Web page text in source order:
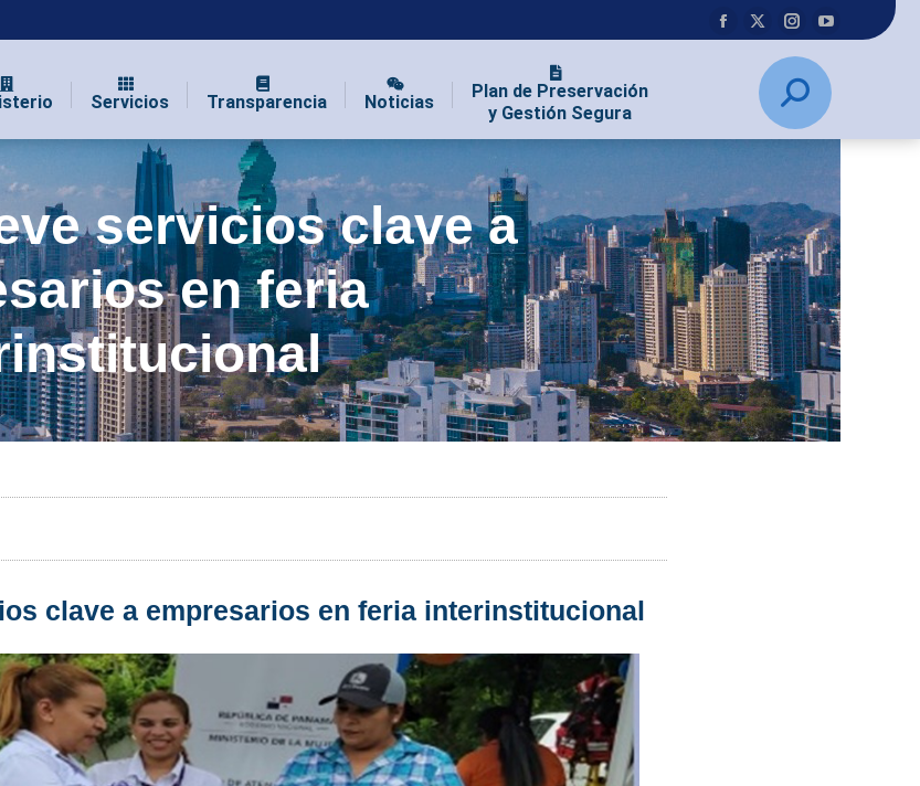
Servicios Transparencia Noticias
Plan de Preservación
y Gestión Segura
servicios clave a
en feria
clave a empresarios en feria interinstitucional